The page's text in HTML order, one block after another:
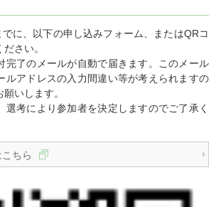
に、以下の申し込みフォーム、またはQRコ
さい。
完了のメールが自動で届きます。このメール
ルアドレスの入力間違い等が考えられますの
いします。
選考により参加者を決定しますのでご了承く
ちら